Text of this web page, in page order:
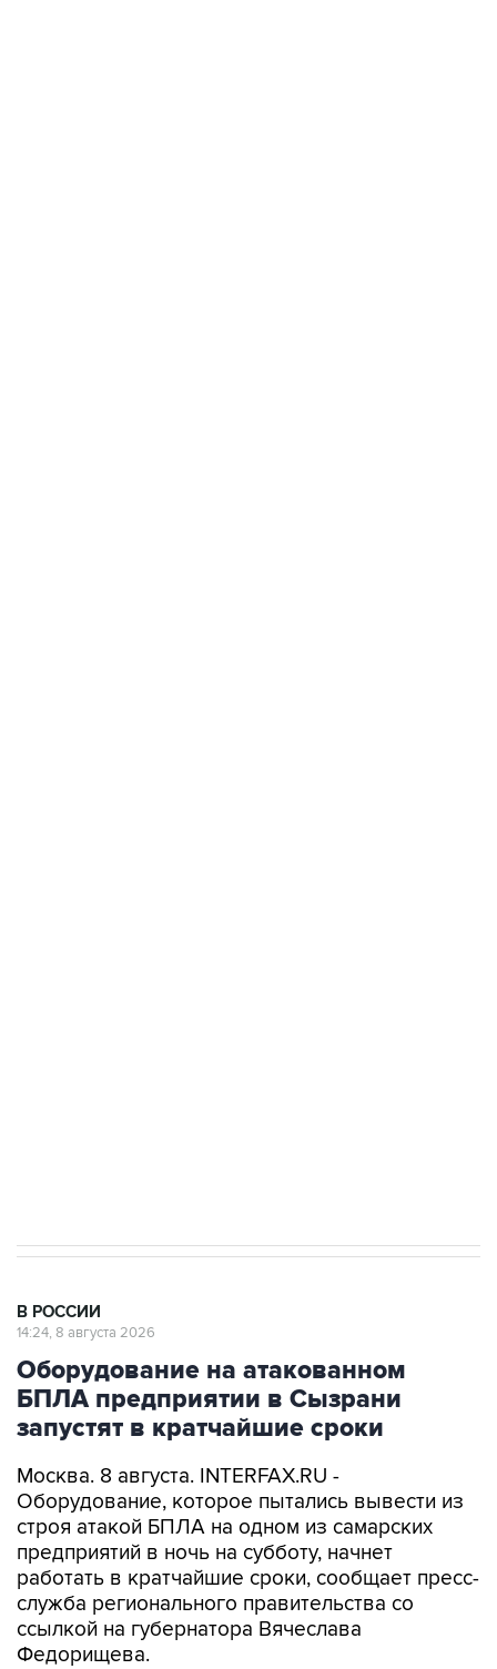
В РОССИИ
14:24, 8 августа 2026
Оборудование на атакованном
БПЛА предприятии в Сызрани
запустят в кратчайшие сроки
Москва. 8 августа. INTERFAX.RU -
Оборудование, которое пытались вывести из
строя атакой БПЛА на одном из самарских
предприятий в ночь на субботу, начнет
работать в кратчайшие сроки, сообщает пресс-
служба регионального правительства со
ссылкой на губернатора Вячеслава
Федорищева.